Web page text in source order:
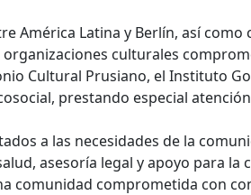
América Latina y Berlín, así como
culturales
Cultural Prusiano, el Instituto
prestando especial
a las necesidades de la
asesoría legal y apoyo para
comunidad comprometida con